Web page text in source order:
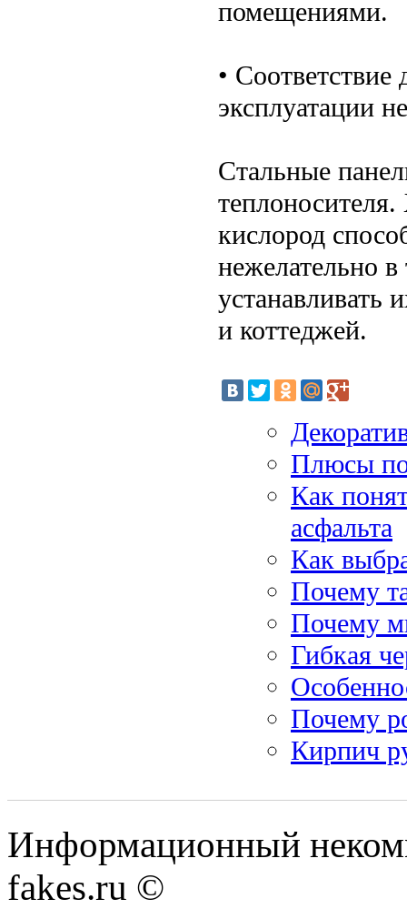
помещениями.
•
эксплуатации
Стальные
кислород
нежелательно в
устанавливать
и коттеджей.
Плюсы
Как
асфальта
Как
Почему
Почему
Гибкая
Почему
Кирпич
Информационный
fakes.ru ©